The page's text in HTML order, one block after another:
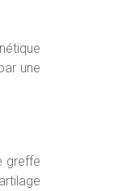
une
greffe